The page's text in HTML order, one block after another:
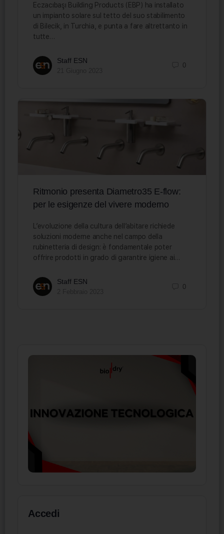
Eczacıbaşı Building Products (EBP) ha installato
un impianto solare sul tetto del suo stabilimento
di Bilecik, in Turchia, e punta a fare altrettanto in
tutte…
Staff ESN
0
Ritmonio presenta Diametro35 E-flow:
per le esigenze del vivere moderno
L’evoluzione della cultura dell’abitare richiede
soluzioni moderne anche nel campo della
rubinetteria di design: è fondamentale poter
offrire prodotti in grado di garantire igiene ai…
Staff ESN
0
Accedi